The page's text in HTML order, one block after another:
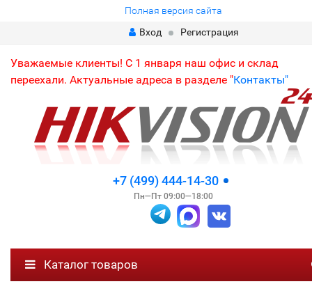
Полная версия сайта
Вход
Регистрация
Уважаемые клиенты! С 1 января наш офис и склад
переехали. Актуальные адреса в разделе "Контакты"
+7 (499) 444-14-30
Пн—Пт 09:00—18:00
Каталог товаров